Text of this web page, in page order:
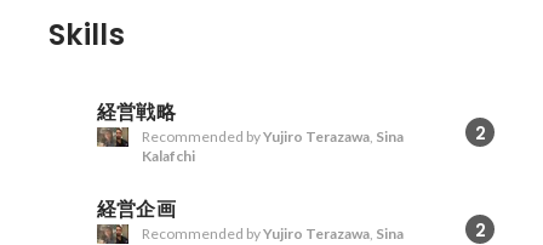
Skills
経営戦略
2
Recommended byYujiro Terazawa, Sina
Kalafchi
経営企画
2
Recommended byYujiro Terazawa, Sina